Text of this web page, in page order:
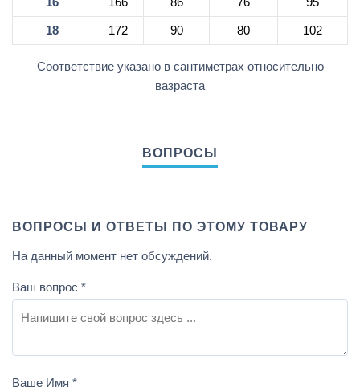
18 172 90 80 102
Соответствие указано в сантиметрах относительно
вазраста
ВОПРОСЫ И ОТВЕТЫ ПО ЭТОМУ ТОВАРУ
На данный момент нет обсуждений.
Ваш вопрос *
Ваше Имя *